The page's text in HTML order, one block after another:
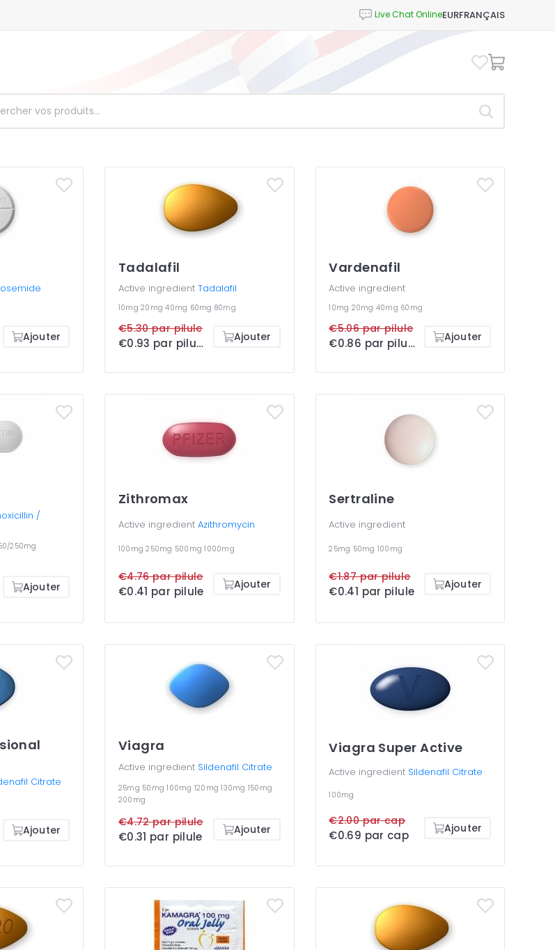
EURFRANÇAIS
Ajouter
Tadalafil
Active ingredient Tadalafil
10mg 20mg40mg 60mg 80mg
€5.30 par pilule
€0.93 par pilule Ajouter
Vardenafil
Active ingredient
10mg 20mg 40mg 60mg
€5.06 par pilule
€0.86 par pilule Ajouter
/
250mg
Ajouter
Zithromax
Active ingredient Azithromycin
100mg250mg 500mg1000mg
€4.76 par pilule
€0.41 par pilule Ajouter
Sertraline
Active ingredient
25mg 50mg 100mg
€1.87 par pilule
€0.41 par pilule Ajouter
Citrate
Ajouter
Viagra
Active ingredient Sildenafil Citrate
25mg 50mg100mg 120mg130mg 150mg
200mg
€4.72 par pilule
€0.31 par pilule Ajouter
Viagra Super Active
Active ingredient Sildenafil Citrate
100mg
€2.00 par cap
€0.69 par cap Ajouter